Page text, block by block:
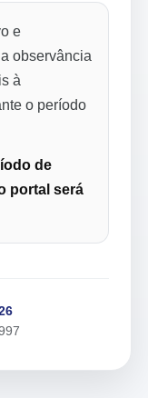
e
observância
à
o período
de
portal será